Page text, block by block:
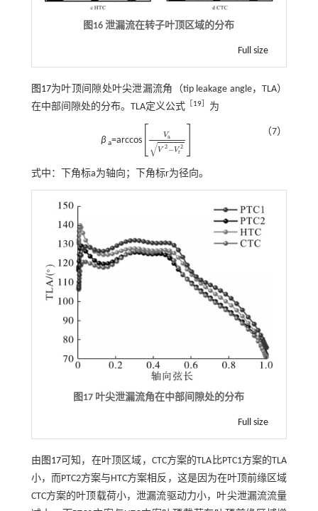
图16 泄漏流在转子叶顶区域的分布
Full size
图17为叶顶间隙处叶尖泄漏流角（tip leakage angle，TLA）
在中部间隙处的分布。TLA定义公式［ 19］ 为
β a=arccos[ Va
V 2 −V 2
r
√
V aV2-Vr2
（7）
式中：下角标a为轴向；下角标r为径向。
图17 叶尖泄漏流角在中部间隙处的分布
Full size
由 图17可知，在叶顶区域，CTC方案的TLA比PTC1方案的TLA
小，而PTC2方案与HTC方案相反，这是因为在叶顶前缘区域
CTC方案的叶顶载荷小，泄漏流驱动力小，叶尖泄漏流流量